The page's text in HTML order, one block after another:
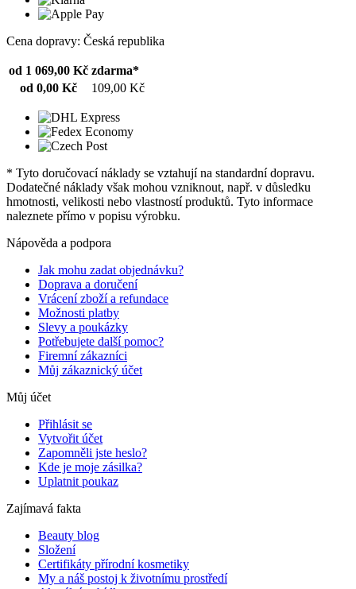
Cena dopravy: Česká republika
od 1 069,00 Kč zdarma*
od 0,00 Kč
109,00 Kč
* Tyto doručovací náklady se vztahují na standardní dopravu.
Dodatečné náklady však mohou vzniknout, např. v důsledku
hmotnosti, velikosti nebo vlastností produktů. Tyto informace
naleznete přímo v popisu výrobku.
Nápověda a podpora
Jak mohu zadat objednávku?
Doprava a doručení
Vrácení zboží a refundace
Možnosti platby
Slevy a poukázky
Potřebujete další pomoc?
Firemní zákazníci
Můj zákaznický účet
Můj účet
Přihlásit se
Vytvořit účet
Zapomněli jste heslo?
Kde je moje zásilka?
Uplatnit poukaz
Zajímavá fakta
Beauty blog
Složení
Certifikáty přírodní kosmetiky
My a náš postoj k životnímu prostředí